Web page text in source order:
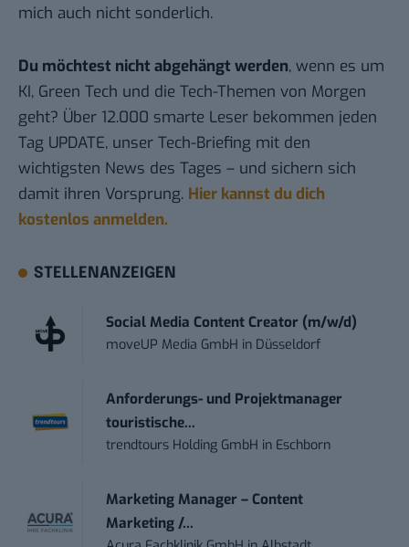
mich auch nicht sonderlich.
Du möchtest nicht abgehängt werden, wenn es um
KI, Green Tech und die Tech-Themen von Morgen
geht? Über 12.000 smarte Leser bekommen jeden
Tag UPDATE, unser Tech-Briefing mit den
wichtigsten News des Tages – und sichern sich
damit ihren Vorsprung. Hier kannst du dich
kostenlos anmelden.
STELLENANZEIGEN
Social Media Content Creator (m/w/d)
moveUP Media GmbH in Düsseldorf
Anforderungs- und Projektmanager
touristische...
trendtours Holding GmbH in Eschborn
Marketing Manager – Content
Marketing /...